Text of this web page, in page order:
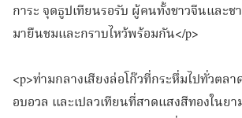
การะ จุดธูปเทียนรอรับ ผู้คนทั้งชาวจีนและช
มายืนชมและกราบไหว้พร้อมกัน</p>
<p>ท่ามกลางเสียงล่อโก๊วที่กระหึ่มไปทั่วตล
อบอวล และเปลวเทียนที่สาดแสงสีทองในย